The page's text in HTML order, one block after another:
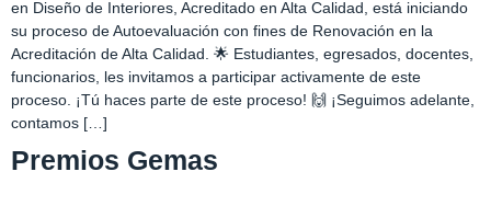
en Diseño de Interiores, Acreditado en Alta Calidad, está iniciando
su proceso de Autoevaluación con fines de Renovación en la
Acreditación de Alta Calidad. 🌟 Estudiantes, egresados, docentes,
funcionarios, les invitamos a participar activamente de este
proceso. ¡Tú haces parte de este proceso! 🙌 ¡Seguimos adelante,
contamos […]
Premios Gemas